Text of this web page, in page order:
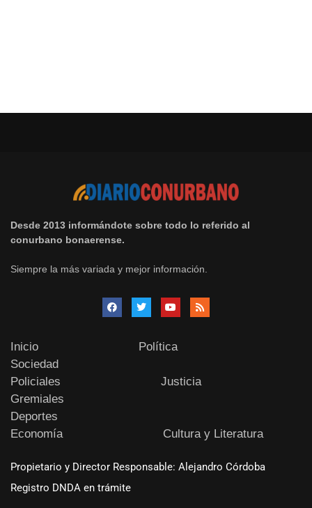
Desde 2013 informándote sobre todo lo referido al
conurbano bonaerense.
Siempre la más variada y mejor información.
Inicio
Política
Sociedad
Policiales
Justicia
Gremiales
Deportes
Economía
Cultura y Literatura
Propietario y Director Responsable: Alejandro Córdoba
Registro DNDA en trámite